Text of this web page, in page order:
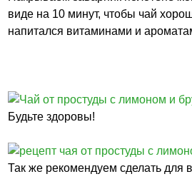
виде на 10 минут, чтобы чай
напитался витаминами и
Будьте здоровы!
Так же рекомендуем сделать для